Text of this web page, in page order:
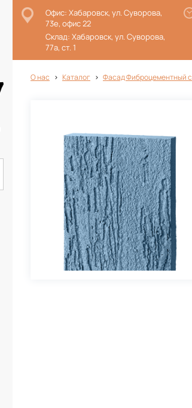
Офис: Хабаровск, ул. Суворова,
73е, офис 22
Склад: Хабаровск, ул. Суворова,
77а, ст. 1
О нас Каталог Фасад Фиброцементный